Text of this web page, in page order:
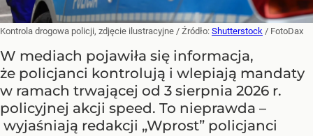
Kontrola drogowa policji, zdjęcie ilustracyjne / Źródło: Shutterstock / FotoDax
W mediach pojawiła się informacja,
że policjanci kontrolują i wlepiają mandaty
w ramach trwającej od 3 sierpnia 2026 r.
policyjnej akcji speed. To nieprawda –
wyjaśniają redakcji „Wprost” policjanci